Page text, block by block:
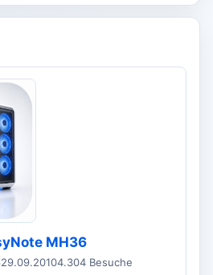
MH36
29.09.20104.304 Besuche